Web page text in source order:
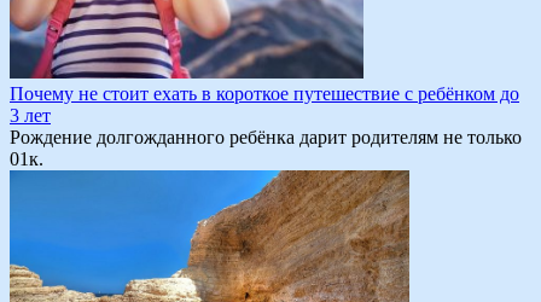
Почему не стоит ехать в короткое путешествие с ребёнком до
3 лет
Рождение долгожданного ребёнка дарит родителям не только
01к.